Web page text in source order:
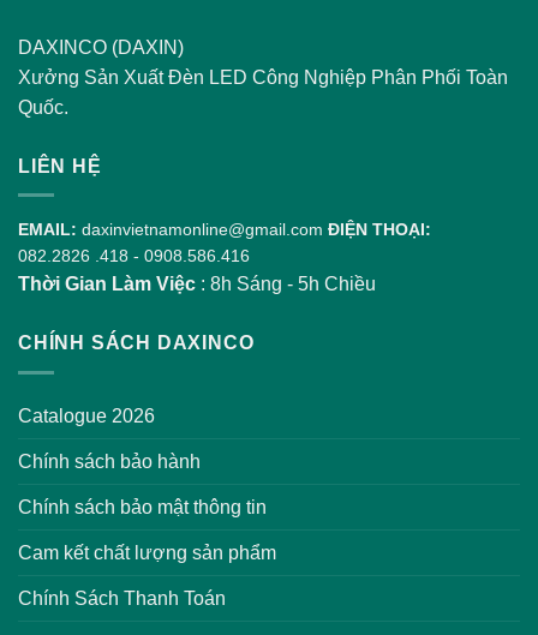
DAXINCO (DAXIN)
Xưởng Sản Xuất Đèn LED Công Nghiệp Phân Phối Toàn
Quốc.
LIÊN HỆ
EMAIL: daxinvietnamonline@gmail.com ĐIỆN THOẠI:
082.2826 .418 - 0908.586.416
Thời Gian Làm Việc : 8h Sáng - 5h Chiều
CHÍNH SÁCH DAXINCO
Catalogue 2026
Chính sách bảo hành
Chính sách bảo mật thông tin
Cam kết chất lượng sản phẩm
Chính Sách Thanh Toán